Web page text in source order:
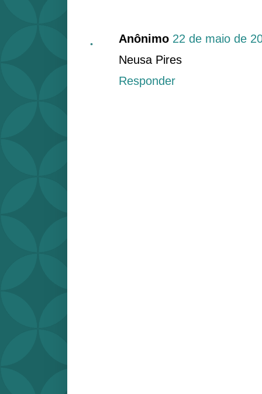
Anônimo 22 de maio de
Neusa Pires
Responder